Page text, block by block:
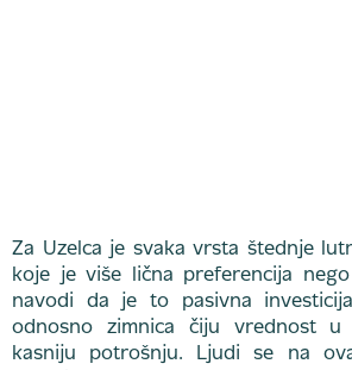
Za Uzelca je svaka vrsta štednje
koje je više lična preferencija
navodi da je to pasivna
odnosno zimnica čiju vrednost u
kasniju potrošnju. Ljudi se na